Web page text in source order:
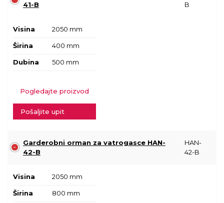
41-B
B
Visina 2050 mm
Širina 400 mm
Dubina 500 mm
Pogledajte proizvod
Pošaljite upit
Garderobni orman za vatrogasce HAN-
42-B
HAN-
42-B
Visina 2050 mm
Širina 800 mm